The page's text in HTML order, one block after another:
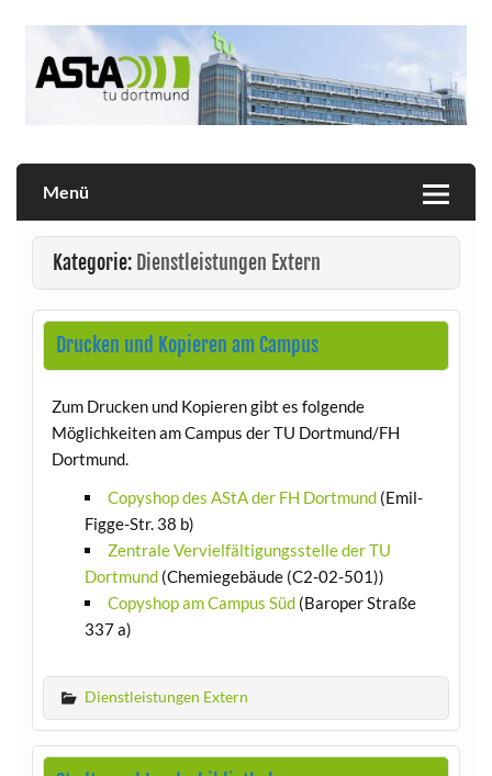
Menü
Kategorie: Dienstleistungen Extern
Drucken und Kopieren am Campus
Zum Drucken und Kopieren gibt es folgende
Möglichkeiten am Campus der TU Dortmund/FH
Dortmund.
Copyshop des AStA der FH Dortmund (Emil-
Figge-Str. 38 b)
Zentrale Vervielfältigungsstelle der TU
Dortmund(Chemiegebäude (C2-02-501))
Copyshop am Campus Süd (Baroper Straße
337 a)
Dienstleistungen Extern